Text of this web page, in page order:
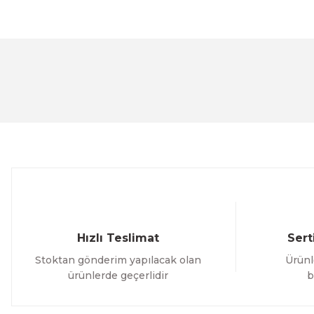
Hızlı Teslimat
Stoktan gönderim yapılacak olan
ürünlerde geçerlidir